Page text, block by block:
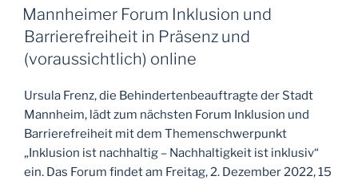
AM
Mannheimer Forum Inklusion und
Barrierefreiheit in Präsenz und
(voraussichtlich) online
Ursula Frenz, die Behindertenbeauftragte der Stadt
Mannheim, lädt zum nächsten Forum Inklusion und
Barrierefreiheit mit dem Themenschwerpunkt
„Inklusion ist nachhaltig – Nachhaltigkeit ist inklusiv“
ein. Das Forum findet am Freitag, 2. Dezember 2022, 15